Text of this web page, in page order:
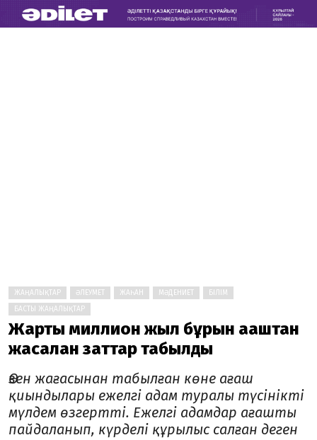
ЖАҢАЛЫҚТАР ӘЛЕУМЕТ ЖАҺАН МӘДЕНИЕТ
БІЛІМ
БАСТЫ ЖАҢАЛЫҚТАР
Жарты миллион жыл бұрын ағаштан
жасалған заттар табылды
Өзен жағасынан табылған көне ағаш
қиындылары ежелгі адам туралы түсінікті
мүлдем өзгертті. Ежелгі адамдар ағашты
пайдаланып, күрделі құрылыс салған деген